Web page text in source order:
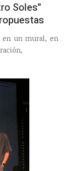
Soles"
en un mural, en